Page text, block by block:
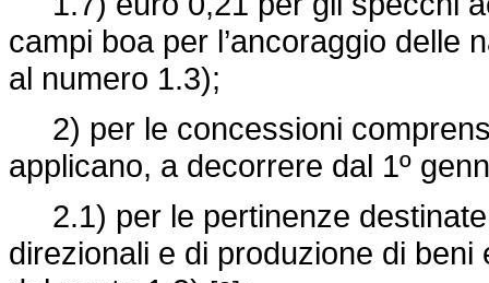
campi boa per l’ancoraggio delle
al numero 1.3);
2) per le concessioni
applicano, a decorrere dal 1º
2.1) per le pertinenze
direzionali e di produzione di